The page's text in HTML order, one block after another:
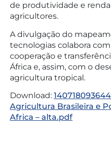
de produtividade e
agricultores.
A divulgação do
tecnologias colabora
cooperação e
África e, assim, com o
agricultura tropical.
Download:
Agricultura Brasileira e
Africa – alta.pdf